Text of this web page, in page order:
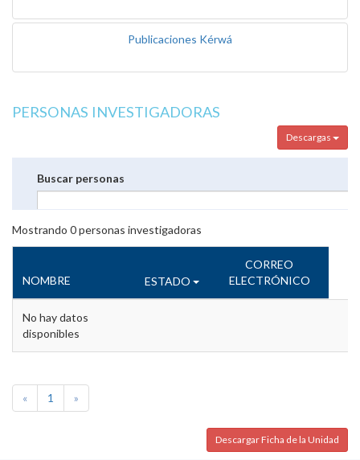
Publicaciones Kérwá
PERSONAS INVESTIGADORAS
Descargas
Buscar personas
Mostrando 0personas investigadoras
NOMBRE ESTADO
CORREO
ELECTRÓNICO
No hay datos
disponibles
« 1 »
Descargar Ficha de la Unidad